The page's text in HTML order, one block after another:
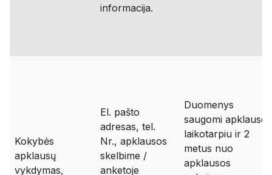
informacija.
Kokybės
apklausų
vykdymas,
El. pašto
adresas, tel.
Nr., apklausos
skelbime /
anketoje
Duomenys
saugomi apklausos
laikotarpiu ir 2
metus nuo
apklausos